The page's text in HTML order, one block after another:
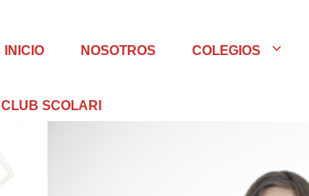
INICIO NOSOTROS COLEGIOS
CLUB SCOLARI